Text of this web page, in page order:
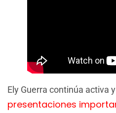
Ely Guerra continúa activa
presentaciones